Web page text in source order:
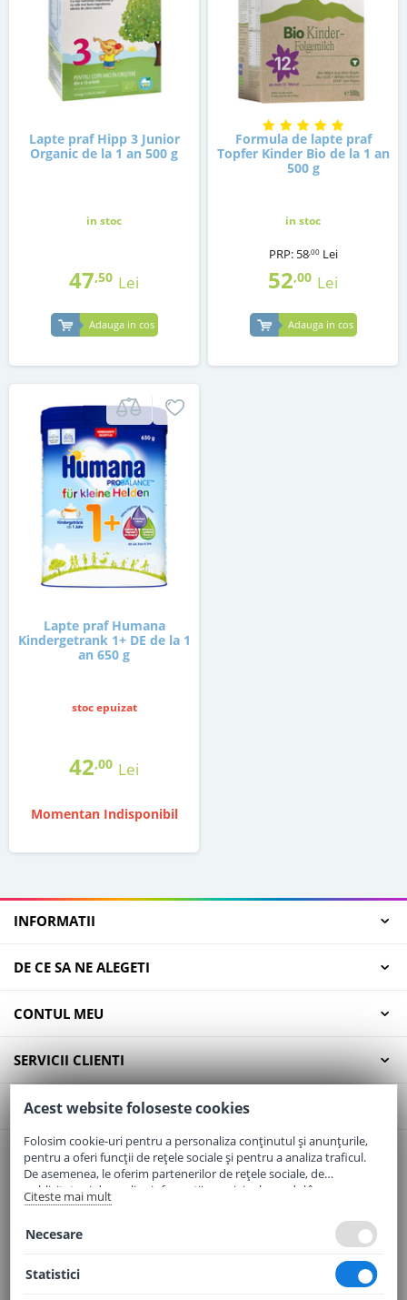
Lapte praf Hipp 3 Junior
Organic de la 1 an 500 g
in stoc
47,50 Lei
Adauga in cos
Formula de lapte praf
Topfer Kinder Bio de la 1 an
500 g
in stoc
PRP: 58,00 Lei
52,00 Lei
Adauga in cos
Lapte praf Humana
Kindergetrank 1+ DE de la 1
an 650 g
stoc epuizat
42,00 Lei
Momentan Indisponibil
INFORMATII
DE CE SA NE ALEGETI
CONTUL MEU
SERVICII CLIENTI
CONTACT
Email:office@elaptepraf.ro
Telefon:0745-964-449
Adresa:Sos. Borsului, Nr. 20, Oradea, Jud. Bihor
Acest website foloseste cookies
Folosim cookie-uri pentru a personaliza conținutul și anunțurile,
pentru a oferi funcții de rețele sociale și pentru a analiza traficul.
De asemenea, le oferim partenerilor de rețele sociale, de
publicitate și de analize informații cu privire la modul în care
folosiți site-ul nostru. Aceștia le pot combina cu alte informații
Citeste mai mult
Necesare
Statistici